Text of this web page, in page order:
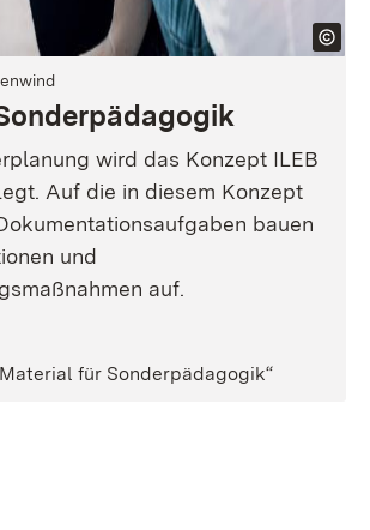
wird das Konzept ILEB
Auf die in diesem Konzept
bauen
und
auf.
für Sonderpädagogik“